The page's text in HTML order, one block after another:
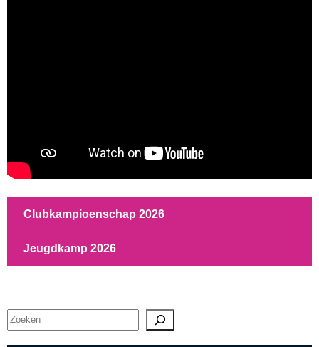
Clubkampioenschap 2026
Jeugdkamp 2026
Zoeken